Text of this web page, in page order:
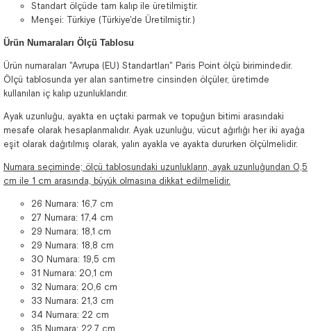
Standart ölçüde tam kalıp ile üretilmiştir.
Menşei: Türkiye (Türkiye'de Üretilmiştir.)
Ürün Numaraları Ölçü Tablosu
Ürün numaraları "Avrupa (EU) Standartları" Paris Point ölçü birimindedir.
Ölçü tablosunda yer alan santimetre cinsinden ölçüler, üretimde
kullanılan iç kalıp uzunluklarıdır.
Ayak uzunluğu, ayakta en uçtaki parmak ve topuğun bitimi arasındaki
mesafe olarak hesaplanmalıdır. Ayak uzunluğu, vücut ağırlığı her iki ayağa
eşit olarak dağıtılmış olarak, yalın ayakla ve ayakta dururken ölçülmelidir.
Numara seçiminde; ölçü tablosundaki uzunlukların, ayak uzunluğundan 0,5
cm ile 1 cm arasında, büyük olmasına dikkat edilmelidir.
26 Numara: 16,7 cm
27 Numara: 17,4 cm
29 Numara: 18,1 cm
29 Numara: 18,8 cm
30 Numara: 19,5 cm
31 Numara: 20,1 cm
32 Numara: 20,6 cm
33 Numara: 21,3 cm
34 Numara: 22 cm
35 Numara: 22,7 cm